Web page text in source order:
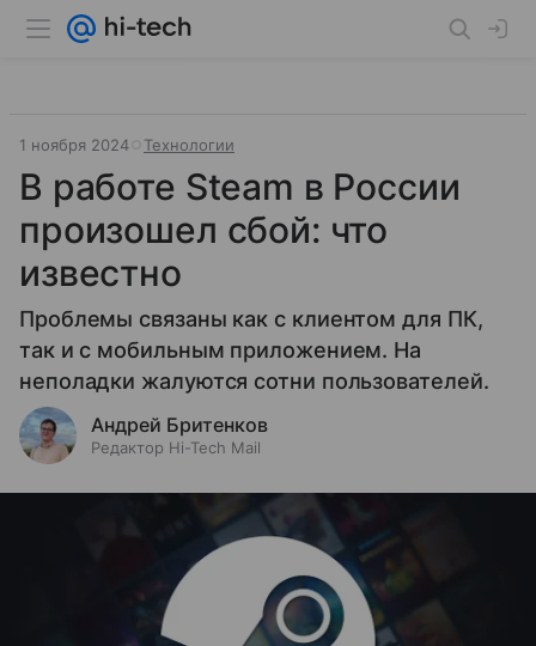
1 ноября 2024 Технологии
В работе Steam в России
произошел сбой: что
известно
Проблемы связаны как с клиентом для ПК,
так и с мобильным приложением. На
неполадки жалуются сотни пользователей.
Андрей Бритенков
Редактор Hi-Tech Mail